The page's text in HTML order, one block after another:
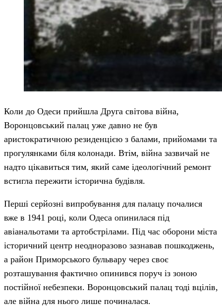
Коли до Одеси прийшла Друга світова війна,
Воронцовський палац уже давно не був
аристократичною резиденцією з балами, прийомами та
прогулянками біля колонади. Втім, війна зазвичай не
надто цікавиться тим, який саме ідеологічний ремонт
встигла пережити історична будівля.
Перші серйозні випробування для палацу почалися
вже в 1941 році, коли Одеса опинилася під
авіанальотами та артобстрілами. Під час оборони міста
історичний центр неодноразово зазнавав пошкоджень,
а район Приморського бульвару через своє
розташування фактично опинився поруч із зоною
постійної небезпеки. Воронцовський палац тоді вцілів,
але війна для нього лише починалася.